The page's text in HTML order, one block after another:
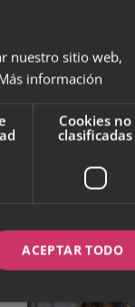
para
espacios
nuestro sitio web,
información
Cookies no
clasificadas
ACEPTAR TODO